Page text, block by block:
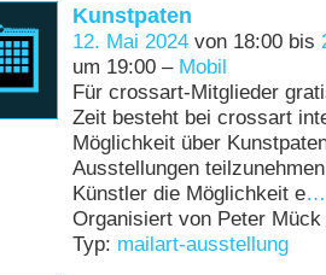
Kunstpaten
12. Mai 2024von 18:00 bis
um 19:00 – Mobil
Für crossart-Mitglieder
Zeit besteht bei crossart
Möglichkeit über
Ausstellungen
Künstler die Möglichkeit e…
Organisiert von Peter
Typ: mailart-ausstellung